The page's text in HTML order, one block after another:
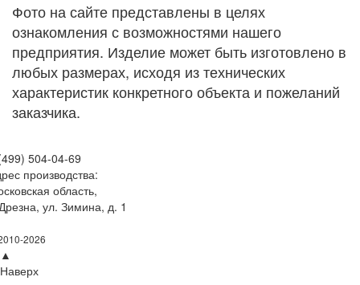
Фото на сайте представлены в целях
ознакомления с возможностями нашего
предприятия. Изделие может быть изготовлено в
любых размерах, исходя из технических
характеристик конкретного объекта и пожеланий
заказчика.
504-04-69
производства:
область,
ул. Зимина, д. 1
2026
▲
Наверх